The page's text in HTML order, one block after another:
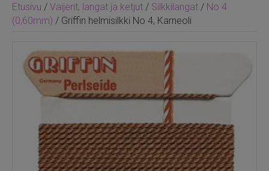
Etusivu / Vaijerit, langat ja ketjut / Silkkilangat / No 4
(0,60mm) / Griffin helmisilkki No 4, Karneoli